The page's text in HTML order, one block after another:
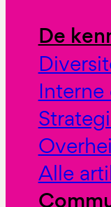
De
Alle